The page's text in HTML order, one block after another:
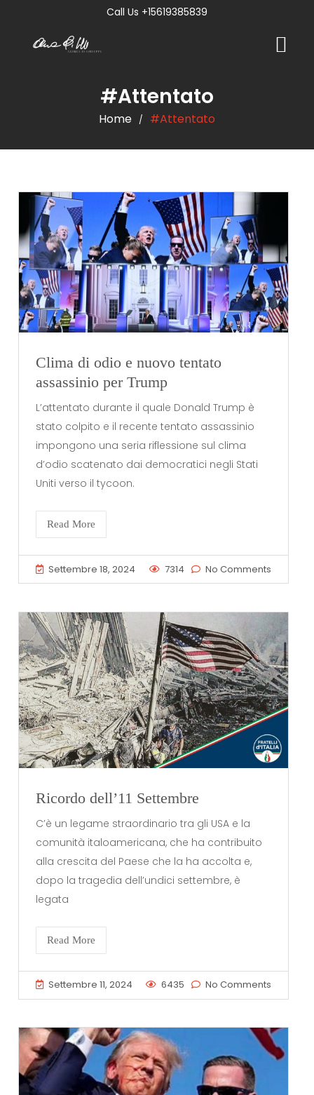
Call Us +15619385839
#Attentato
Home / #Attentato
Clima di odio e nuovo tentato
assassinio per Trump
L’attentato durante il quale Donald Trump è
stato colpito e il recente tentato assassinio
impongono una seria riflessione sul clima
d’odio scatenato dai democratici negli Stati
Uniti verso il tycoon.
Read More
Settembre 18, 2024 7314 No Comments
Ricordo dell’11 Settembre
C’è un legame straordinario tra gli USA e la
comunità italoamericana, che ha contribuito
alla crescita del Paese che la ha accolta e,
dopo la tragedia dell’undici settembre, è
legata
Read More
Settembre 11, 2024 6435 No Comments